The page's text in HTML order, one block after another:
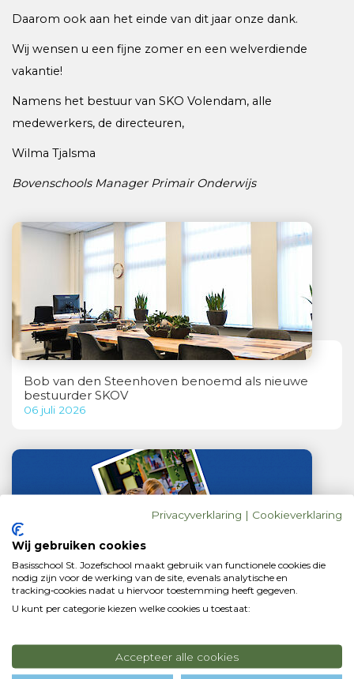
Daarom ook aan het einde van dit jaar onze dank.
Wij wensen u een fijne zomer en een welverdiende
vakantie!
Namens het bestuur van SKO Volendam, alle
medewerkers, de directeuren,
Wilma Tjalsma
Bovenschools Manager Primair Onderwijs
Bob van den Steenhoven benoemd als nieuwe
bestuurder SKOV
06 juli 2026
Jaarverslag 2025 SKOV
Privacyverklaring | Cookieverklaring
Wij gebruiken cookies
Basisschool St. Jozefschool maakt gebruik van functionele cookies die
nodig zijn voor de werking van de site, evenals analytische en
tracking‑cookies nadat u hiervoor toestemming heeft gegeven.
U kunt per categorie kiezen welke cookies u toestaat:
Accepteer alle cookies